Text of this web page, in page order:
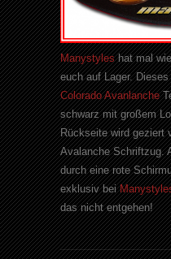
Manystyleshat mal
euch auf Lager.
Colorado Avanlanche
schwarz mit großem
Rückseite wird geziert
Avalanche Schriftzug.
durch eine rote
exklusiv bei
das nicht entgehen!